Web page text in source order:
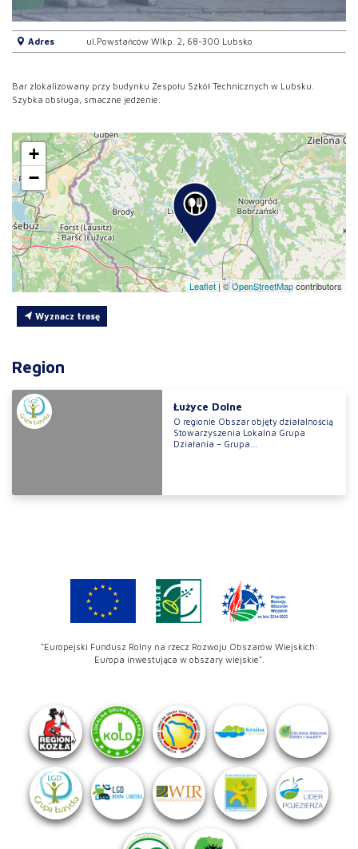
Adres ul.Powstańców Wlkp. 2, 68-300 Lubsko
Bar zlokalizowany przy budynku Zespołu Szkół Technicznych w Lubsku.
Szybka obsługa, smaczne jedzenie.
+
−
Leaflet|©OpenStreetMapcontributors
Wyznacz trasę
Region
Łużyce Dolne
O regionie Obszar objęty działalnością
Stowarzyszenia Lokalna Grupa
Działania – Grupa...
"Europejski Fundusz Rolny na rzecz Rozwoju Obszarów Wiejskich:
Europa inwestująca w obszary wiejskie".